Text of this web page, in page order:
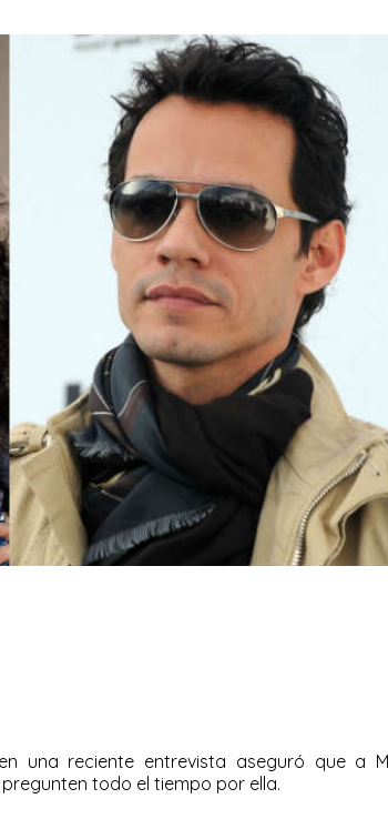
una reciente entrevista aseguró que a
todo el tiempo por ella.